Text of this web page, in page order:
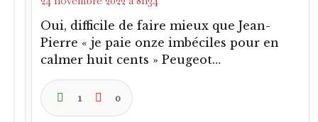
Oui, difficile de faire mieux que Jean-
Pierre « je paie onze imbéciles pour en
calmer huit cents » Peugeot…
1 0